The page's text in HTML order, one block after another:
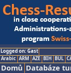
Logged on: Gast
Arabic ARM AZE BIH BUL
Domů Databáze